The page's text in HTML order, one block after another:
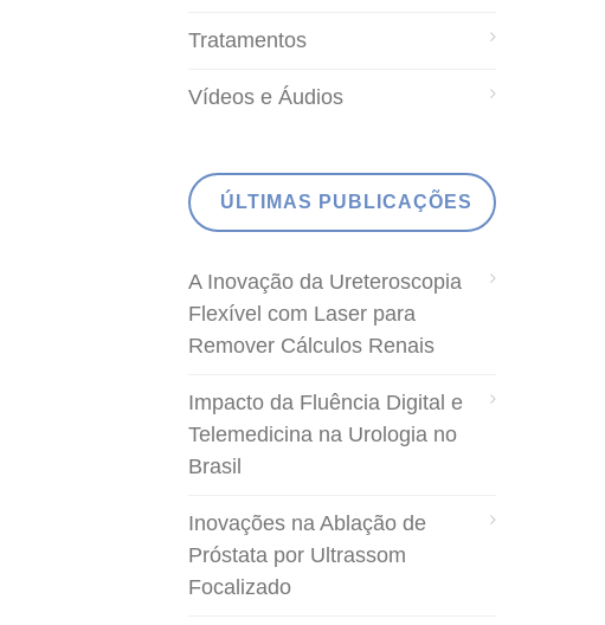
Tratamentos
Vídeos e Áudios
ÚLTIMAS PUBLICAÇÕES
A Inovação da Ureteroscopia
Flexível com Laser para
Remover Cálculos Renais
Impacto da Fluência Digital e
Telemedicina na Urologia no
Brasil
Inovações na Ablação de
Próstata por Ultrassom
Focalizado